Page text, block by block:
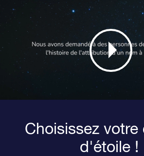
Choisissez votre
d'étoile !